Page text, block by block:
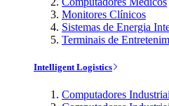
Monitores Clínicos
Sistemas de Energia
Terminais de
Intelligent Logistics
Computadores